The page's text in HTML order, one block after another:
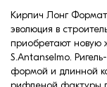
Кирпич Лонг
эволюция в
приобретают новую
S.Antanselmo.
формой и длинной